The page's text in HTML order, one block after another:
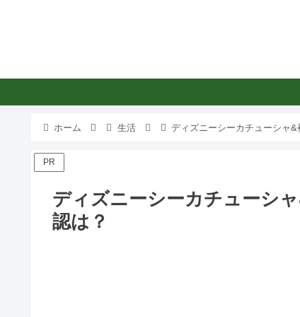
ホーム 生活 ディズニーシーカチューシャ
PR
ディズニーシーカチューシ
認は？